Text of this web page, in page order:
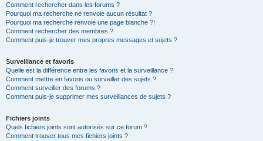
Comment rechercher dans les forums ?
Pourquoi ma recherche ne renvoie aucun résultat ?
Pourquoi ma recherche renvoie une page blanche ?!
Comment rechercher des membres ?
Comment puis-je trouver mes propres messages et sujets ?
Surveillance et favoris
Quelle est la différence entre les favoris et la surveillance ?
Comment mettre en favoris ou surveiller des sujets ?
Comment surveiller des forums ?
Comment puis-je supprimer mes surveillances de sujets ?
Fichiers joints
Quels fichiers joints sont autorisés sur ce forum ?
Comment trouver tous mes fichiers joints ?